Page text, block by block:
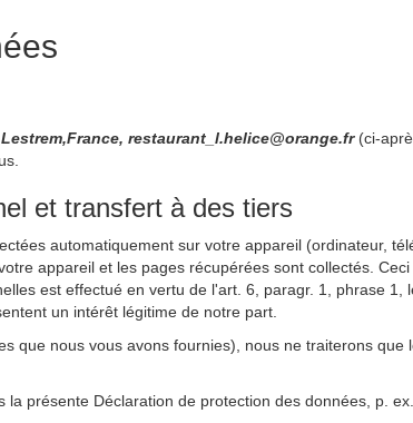
restaurant_l.helice@orange.fr (ci-
et transfert à des tiers
automatiquement sur votre appareil (ordinateur,
appareil et les pages récupérées sont collectés.
est effectué en vertu de l'art. 6, paragr. 1, phrase
un intérêt légitime de notre part.
que nous vous avons fournies), nous ne traiterons
présente Déclaration de protection des données, p.